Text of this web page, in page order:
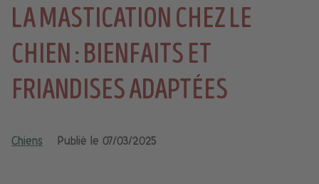
LA MASTICATION CHEZ LE
CHIEN : BIENFAITS ET
FRIANDISES ADAPTÉES
Chiens Publié le 07/03/2025